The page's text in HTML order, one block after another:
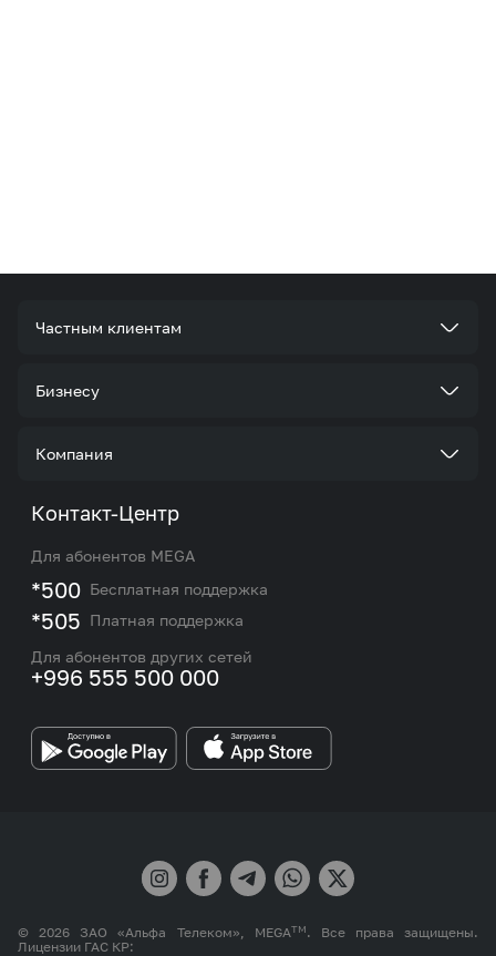
Частным клиентам
Тарифы
Роуминг и международные звонки
eSIM
Подбор номера
Бизнесу
Стать корпоративным клиентом
M2M
Контакты сотрудников отдела по работе с
корпоративными и VIP клиентами
Компания
О нас
Новости
Карта покрытия сети и центров обслуживания
Работа в MEGA
Бренд MEGA
Контакт-Центр
Для абонентов MEGA
*500 Бесплатная поддержка
*505 Платная поддержка
Для абонентов других сетей
+996 555 500 000
© 2026 ЗАО «Альфа Телеком», MEGATM. Все права защищены.
Лицензии ГАС КР: